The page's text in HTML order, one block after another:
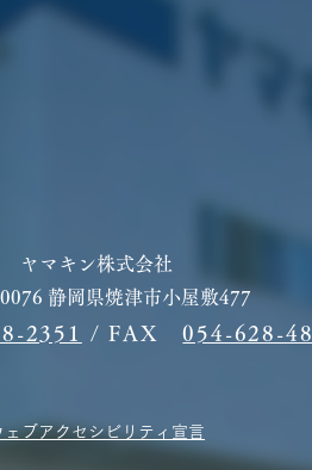
ドレース
ヤマキン株式会社​
静岡県焼津市小屋敷477
2351 /​ FAX054-628-
ェブアクセシビリティ宣言